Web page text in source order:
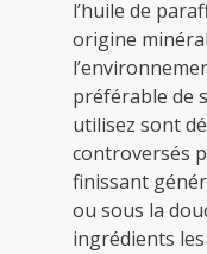
l’huile de
origine
préférable de
utilisez sont
controversés
finissant
ou sous la
ingrédients